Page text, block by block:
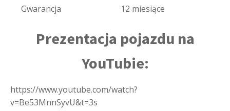
Gwarancja 12 miesiące
Prezentacja pojazdu na
YouTubie:
https://www.youtube.com/watch?
v=Be53MnnSyvU&t=3s